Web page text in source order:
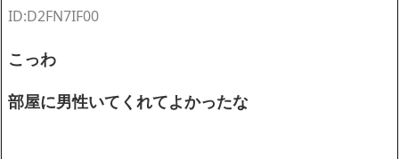
ID:D2FN7IF00
こっわ
部屋に男性いてくれてよかったな